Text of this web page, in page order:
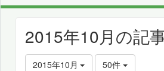
2015年10月の記
2015年10月 50件